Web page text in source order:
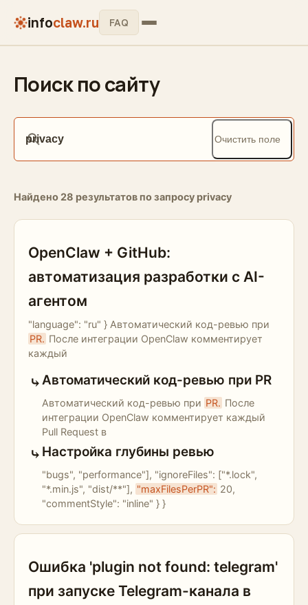
infoclaw.ru FAQ
Поиск по сайту
Очистить поле
Найдено 28 результатов по запросу privacy
OpenClaw + GitHub:
автоматизация разработки с AI-
агентом
"language": "ru" } Автоматический код-ревью при
PR. После интеграции OpenClaw комментирует
каждый
Автоматический код-ревью при PR
Автоматический код-ревью при PR. После
интеграции OpenClaw комментирует каждый
Pull Request в
Настройка глубины ревью
"bugs", "performance"], "ignoreFiles": ["*.lock",
"*.min.js", "dist/**"], "maxFilesPerPR": 20,
"commentStyle": "inline" } }
Ошибка 'plugin not found: telegram'
при запуске Telegram-канала в